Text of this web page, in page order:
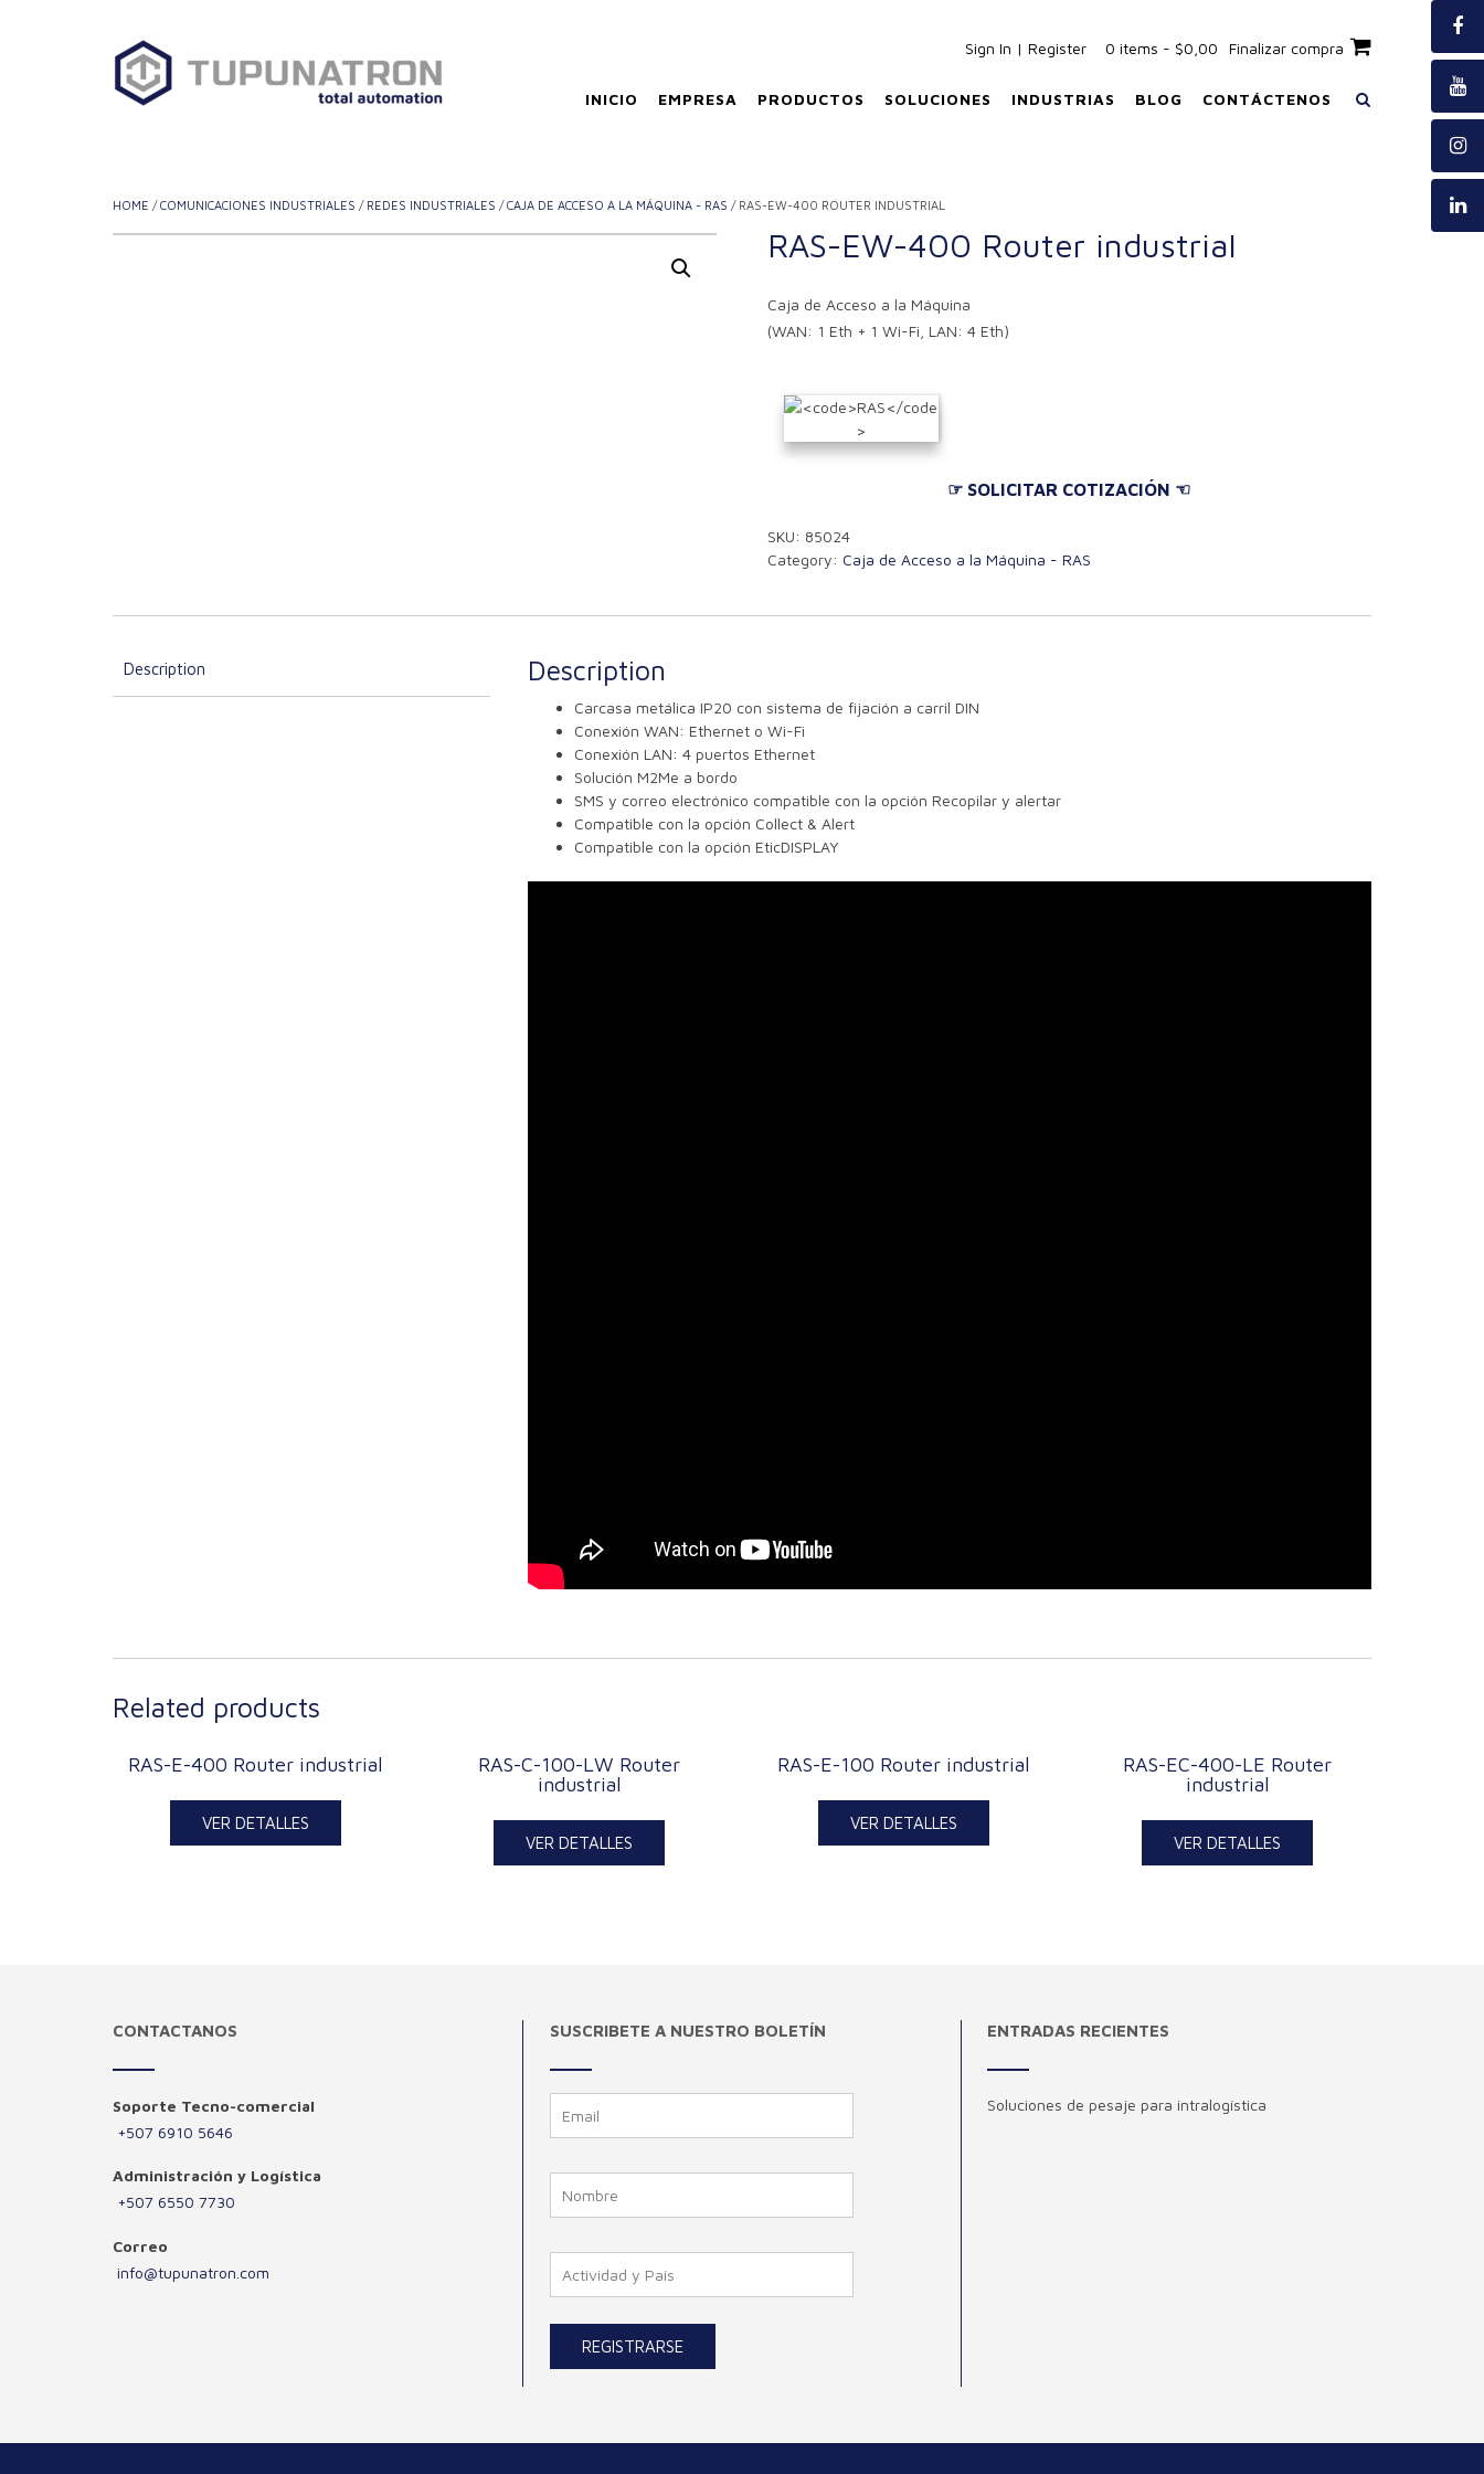
Sign In | Register 0 items - $0,00 Finalizar compra
INICIO EMPRESA PRODUCTOS SOLUCIONES INDUSTRIAS BLOG CONTÁCTENOS
HOME /COMUNICACIONES INDUSTRIALES / REDES INDUSTRIALES /CAJA DE ACCESO A LA MÁQUINA - RAS / RAS-EW-400 ROUTER INDUSTRIAL
RAS-EW-400 Router industrial
Caja de Acceso a la Máquina
(WAN: 1 Eth + 1 Wi-Fi, LAN: 4 Eth)
☞ SOLICITAR COTIZACIÓN ☜
SKU: 85024
Category: Caja de Acceso a la Máquina - RAS
Description Description
Carcasa metálica IP20 con sistema de fijación a carril DIN
Conexión WAN: Ethernet o Wi-Fi
Conexión LAN: 4 puertos Ethernet
Solución M2Me a bordo
SMS y correo electrónico compatible con la opción Recopilar y alertar
Compatible con la opción Collect & Alert
Compatible con la opción EticDISPLAY
Related products
RAS-E-400 Router industrial
VER DETALLES
RAS-C-100-LW Router
industrial
VER DETALLES
RAS-E-100 Router industrial
VER DETALLES
RAS-EC-400-LE Router
industrial
VER DETALLES
CONTACTANOS
Soporte Tecno-comercial
+507 6910 5646
Administración y Logística
+507 6550 7730
Correo
info@tupunatron.com
SUSCRIBETE A NUESTRO BOLETÍN ENTRADAS RECIENTES
Soluciones de pesaje para intralogística